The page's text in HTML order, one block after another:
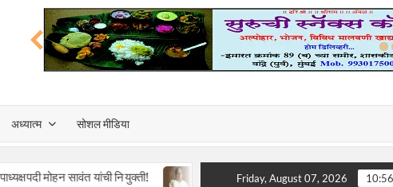
अध्यात्म सोशल मीडिया
सावंत यांची नियुक्ती! माजी राज्यपाल, पद्मश्री डॉ. डी. वाय. पाटील यांचे निधन;
Friday, August 07, 2026